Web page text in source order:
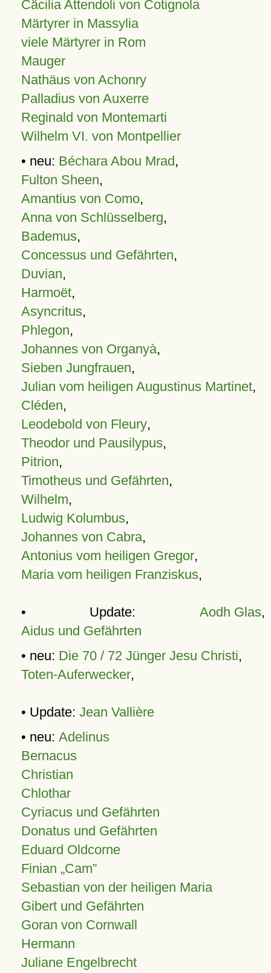
Cäcilia Attendoli von Cotignola
Märtyrer in Massylia
viele Märtyrer in Rom
Mauger
Nathäus von Achonry
Palladius von Auxerre
Reginald von Montemarti
Wilhelm VI. von Montpellier
• neu: Béchara Abou Mrad,
Fulton Sheen,
Amantius von Como,
Anna von Schlüsselberg,
Bademus,
Concessus und Gefährten,
Duvian,
Harmoët,
Asyncritus,
Phlegon,
Johannes von Organyà,
Sieben Jungfrauen,
Julian vom heiligen Augustinus Martinet,
Cléden,
Leodebold von Fleury,
Theodor und Pausilypus,
Pitrion,
Timotheus und Gefährten,
Wilhelm,
Ludwig Kolumbus,
Johannes von Cabra,
Antonius vom heiligen Gregor,
Maria vom heiligen Franziskus,
• Update: Aodh Glas,
Aidus und Gefährten
• neu: Die 70 / 72 Jünger Jesu Christi,
Toten-Auferwecker,
• Update: Jean Vallière
• neu: Adelinus
Bernacus
Christian
Chlothar
Cyriacus und Gefährten
Donatus und Gefährten
Eduard Oldcorne
Finian Cam
Sebastian von der heiligen Maria
Gibert und Gefährten
Goran von Cornwall
Hermann
Juliane Engelbrecht